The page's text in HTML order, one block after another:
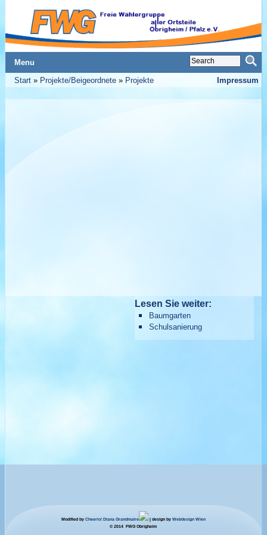
Menu
Start» Projekte/Beigeordnete» Projekte Impressum
Lesen Sie weiter:
Baumgarten
Schulsanierung
Modified by Cheerio! Diana Grandmaire | design by Webdesign Wien
© 2014 FWG Obrigheim